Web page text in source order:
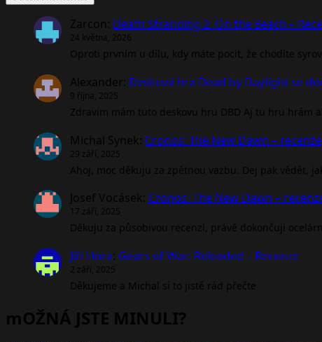
Zarcon: Death Stranding 2: On the Beach –
24 května, 2026
Oproti prvním u dílu, kdy máte pocit, že chodíte
Alexander: Desková hra Dead by Daylight se
9 října, 2025
Zdravím mám tuto deskovu hru DBD Aj tu hru hrám
Michal Synek: Cronos: The New Dawn – recenze
29 září, 2025
Ahoj, moc děkuju za zpětnou vazbu. Dej pak vědět,
Josef Vocásek: Cronos: The New Dawn –
17 září, 2025
Děkuju za působivou recenzí, právě dokončuji
Jiří Hora: Gears of War: Reloaded – Recenze
2 září, 2025
Děkujeme a Michal si to jistě rád přečte
mOŽNÁ JSTE MINULI?